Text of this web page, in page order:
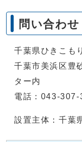
問い合わせ
千葉県ひきこも
千葉市美浜区豊
ター内
電話：043-307-
設置主体：千葉